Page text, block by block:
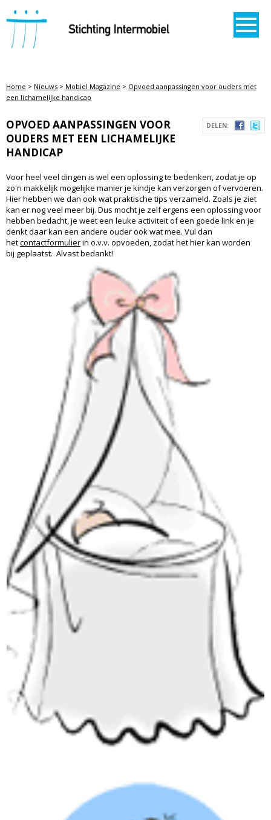
STICHTING INTERMOBIEL
Home > Nieuws > Mobiel Magazine > Opvoed aanpassingen voor ouders met
een lichamelijke handicap
DELEN:
OPVOED AANPASSINGEN VOOR
OUDERS MET EEN LICHAMELIJKE
HANDICAP
Voorheel veel dingen is wel een oplossing te bedenken, zodat je op
zo'n makkelijk mogelijke manier je kindje kan verzorgen of vervoeren.
Hier hebben we dan ook wat praktische tips verzameld. Zoals je ziet
kan er nog veel meer bij. Dus mocht je zelf ergens een oplossing voor
hebben bedacht, je weet een leuke activiteit of een goede link en je
denkt daar kan een andere ouder ook wat mee. Vul dan
hetcontactformulierin o.v.v. opvoeden, zodat het hier kan worden
bij geplaatst. Alvast bedankt!